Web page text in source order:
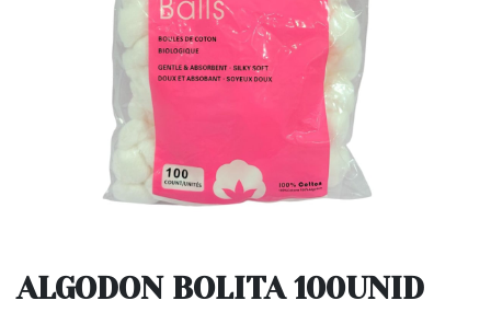
ALGODON BOLITA 100UNID